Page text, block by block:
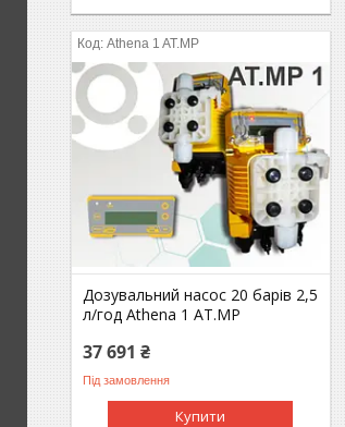
Athena 1 AT.MP
Дозувальний насос 20 барів 2,5
л/год Athena 1 AT.MP
37 691 ₴
Під замовлення
Купити